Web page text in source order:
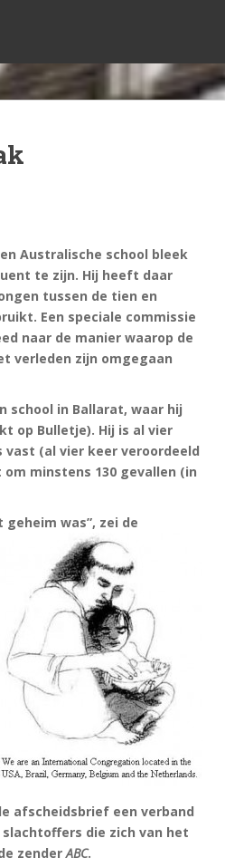
Australische school bleek
te zijn. Hij heeft daar
tussen de tien en
Een speciale commissie
naar de manier waarop de
verleden zijn omgegaan
school in Ballarat, waar hij
op Bulletje). Hij is al vier
(al vier keer veroordeeld
minstens 130 gevallen (in
geheim was”, zei de
afscheidsbrief een verband
die zich van het
zenderABC.